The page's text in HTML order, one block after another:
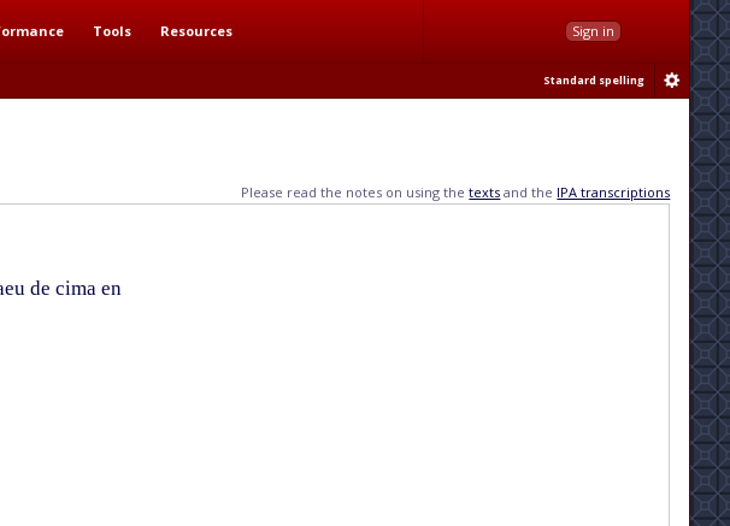
Tools Resources Sign in
Standard spelling
Please read the notes on using thetexts and the IPA transcriptions
de cima en